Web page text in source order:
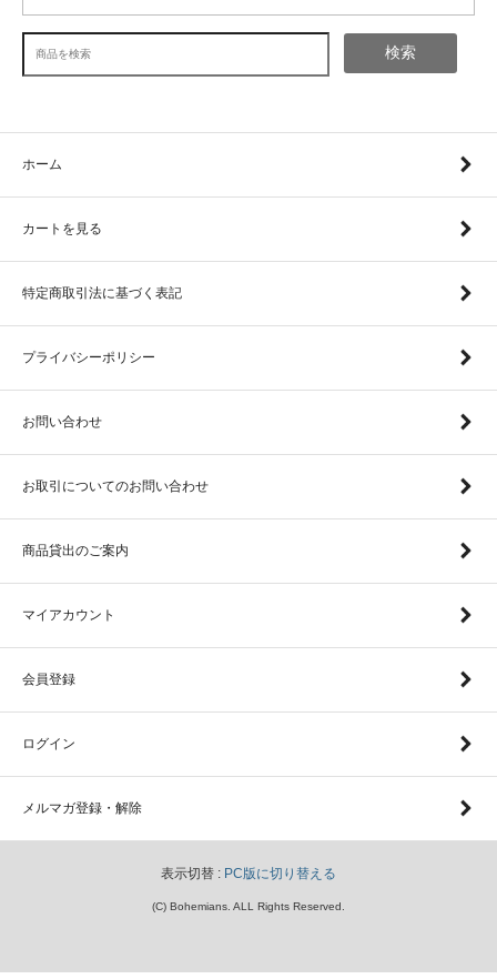
検索
ホーム
カートを見る
特定商取引法に基づく表記
プライバシーポリシー
お問い合わせ
お取引についてのお問い合わせ
商品貸出のご案内
マイアカウント
会員登録
ログイン
メルマガ登録・解除
表示切替 : PC版に切り替える
(C) Bohemians. ALL Rights Reserved.